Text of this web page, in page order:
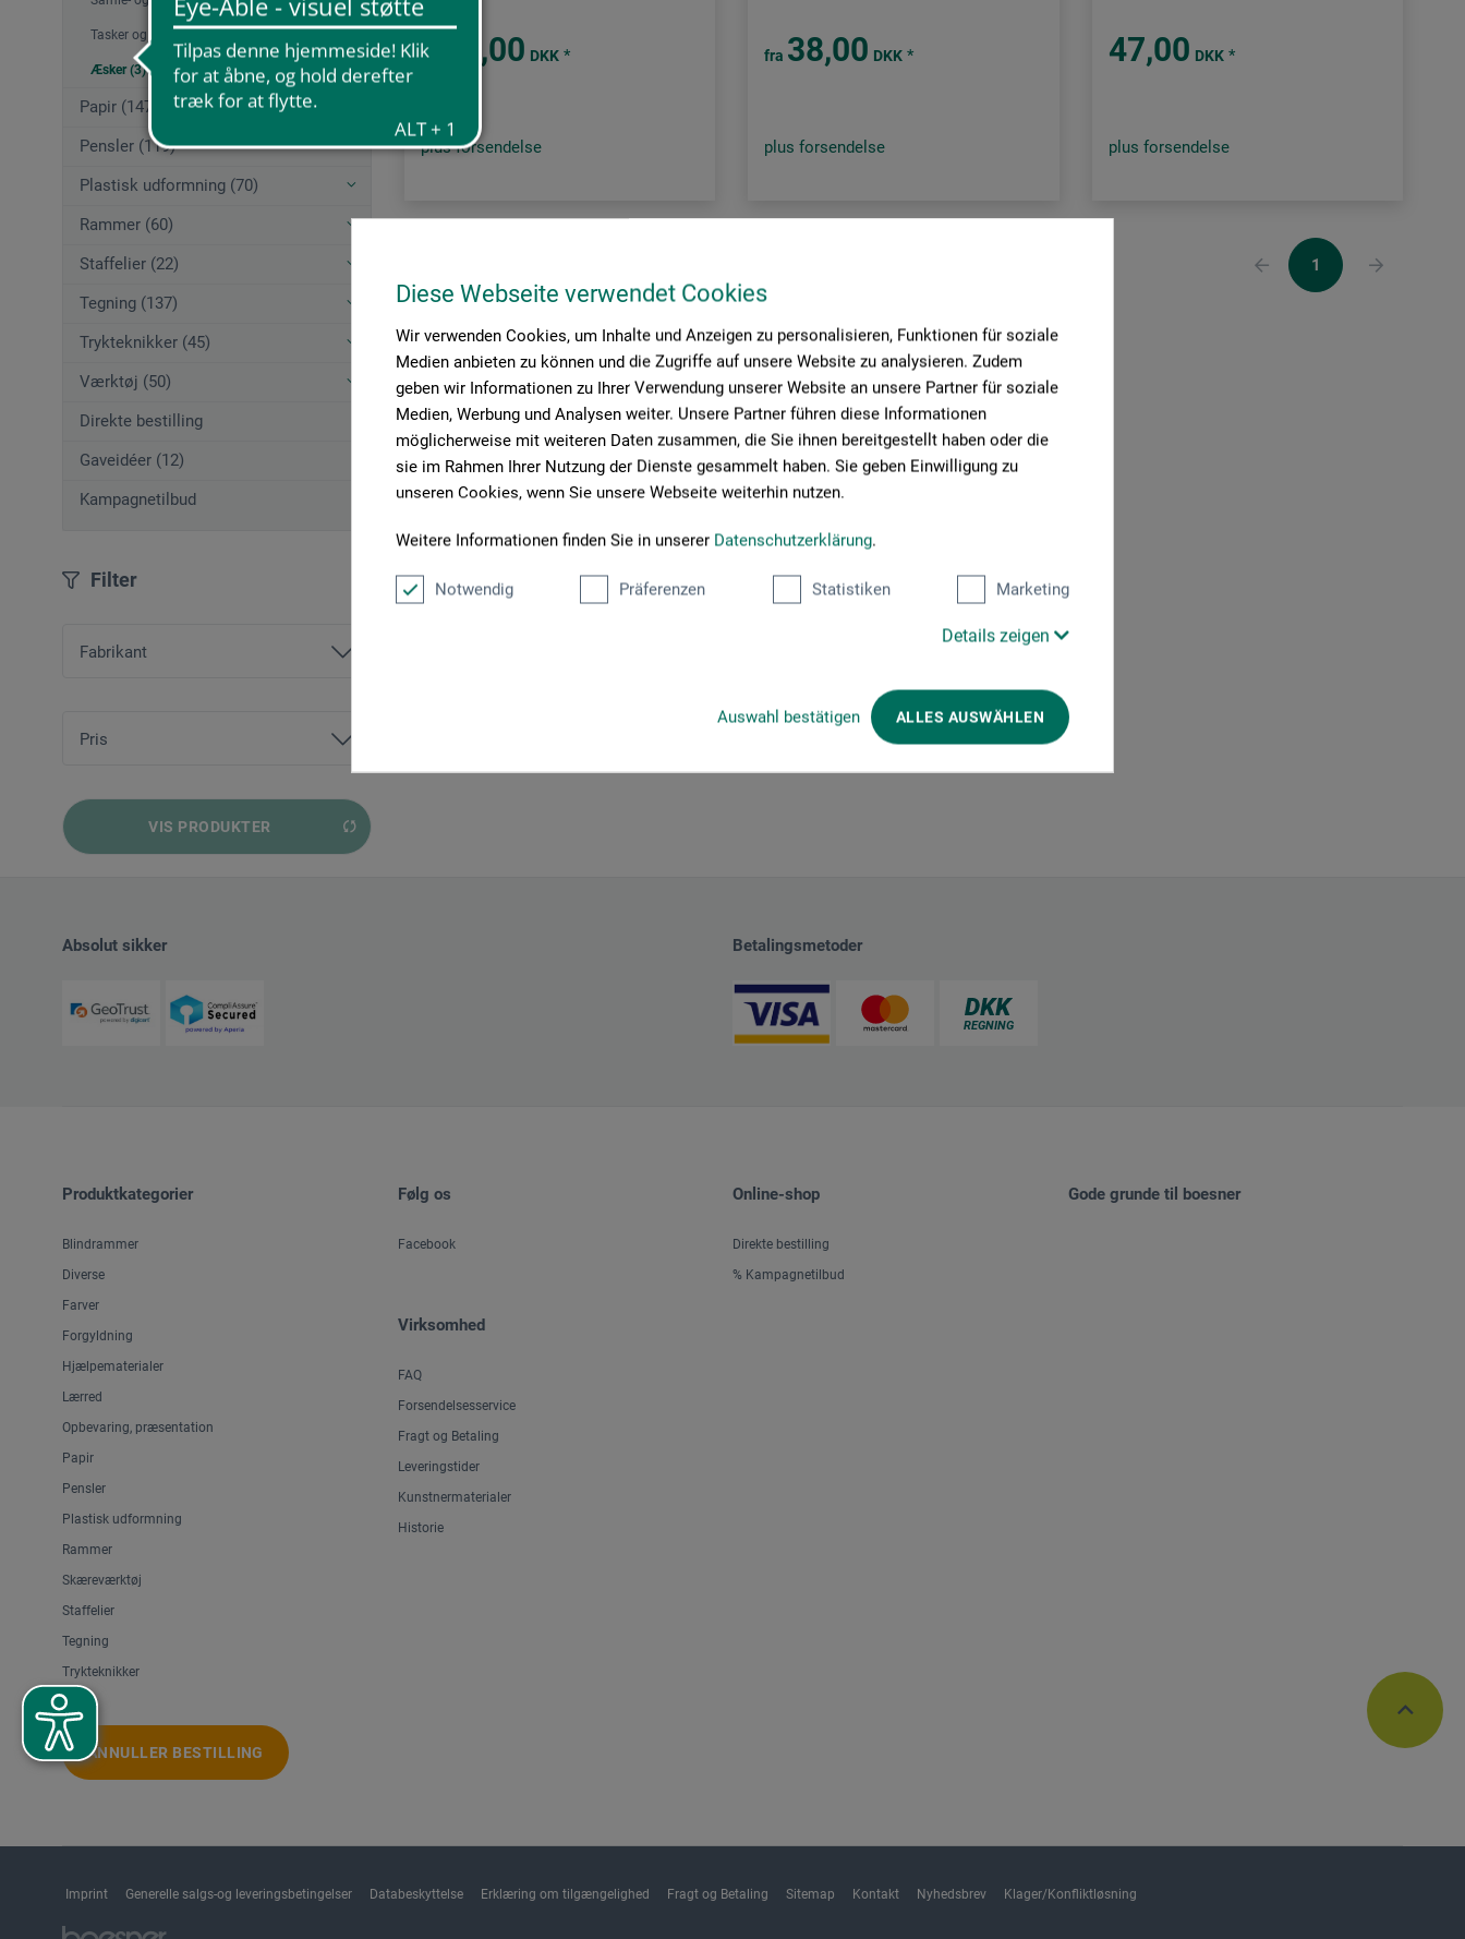
Diese Webseite verwendet Cookies
Wir verwenden Cookies, um Inhalte und Anzeigen zu personalisieren, Funktionen für soziale
Medien anbieten zu können und die Zugriffe auf unsere Website zu analysieren. Zudem
geben wir Informationen zu Ihrer Verwendung unserer Website an unsere Partner für soziale
Medien, Werbung und Analysen weiter. Unsere Partner führen diese Informationen
möglicherweise mit weiteren Daten zusammen, die Sie ihnen bereitgestellt haben oder die
sie im Rahmen Ihrer Nutzung der Dienste gesammelt haben. Sie geben Einwilligung zu
unseren Cookies, wenn Sie unsere Webseite weiterhin nutzen.
Weitere Informationen finden Sie in unserer Datenschutzerklärung.
Notwendig Präferenzen Statistiken Marketing
Details zeigen
Auswahl bestätigen ALLES AUSWÄHLEN
Tasker og transporttilbehør (4)
Æsker (3)
Papir (147)
Pensler (119)
Plastisk udformning (70)
Rammer (60)
Staffelier (22)
Tegning (137)
Trykteknikker (45)
Værktøj (50)
Direkte bestilling
Gaveidéer (12)
Kampagnetilbud
Filter
Fabrikant
Pris
VIS PRODUKTER
fra 38,00 DKK *
plus forsendelse
fra 38,00 DKK *
plus forsendelse
47,00 DKK *
plus forsendelse
1
Absolut sikker Betalingsmetoder
Produktkategorier
Blindrammer
Diverse
Farver
Forgyldning
Hjælpematerialer
Lærred
Opbevaring, præsentation
Papir
Pensler
Plastisk udformning
Rammer
Skæreværktøj
Staffelier
Tegning
Trykteknikker
ANNULLER BESTILLING
Følg os
Facebook
Virksomhed
FAQ
Forsendelsesservice
Fragt og Betaling
Leveringstider
Kunstnermaterialer
Historie
Online-shop
Direkte bestilling
% Kampagnetilbud
Gode grunde til boesner
Imprint Generelle salgs-og leveringsbetingelser Databeskyttelse Erklæring om tilgængelighed Fragt og Betaling Sitemap Kontakt Nyhedsbrev Klager/Konfliktløsning